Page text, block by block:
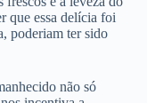
que essa delícia foi
poderiam ter sido
não só